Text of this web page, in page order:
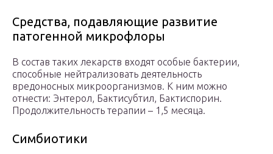
Средства, подавляющие развитие
патогенной микрофлоры
В состав таких лекарств входят особые бактерии,
способные нейтрализовать деятельность
вредоносных микроорганизмов. К ним можно
отнести: Энтерол, Бактисубтил, Бактиспорин.
Продолжительность терапии – 1,5 месяца.
Симбиотики